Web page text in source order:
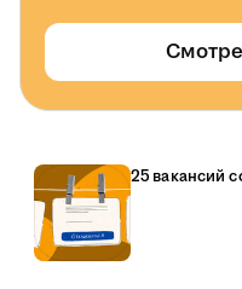
25 вакансий